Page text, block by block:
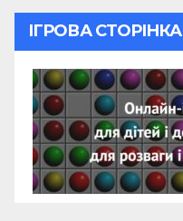
ІГРОВА СТОРІНКА